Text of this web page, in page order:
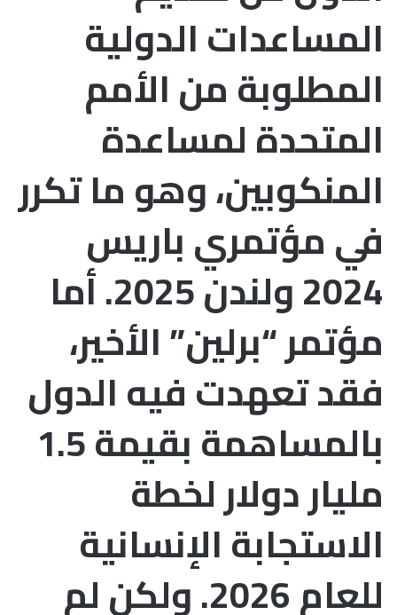
المساعدات الدولية
المطلوبة من الأمم
المتحدة لمساعدة
المنكوبين، وهو ما تكرر
في مؤتمري باريس
2024 ولندن 2025. أما
مؤتمر “برلين” الأخير،
فقد تعهدت فيه الدول
بالمساهمة بقيمة 1.5
مليار دولار لخطة
الاستجابة الإنسانية
للعام 2026. ولكن لم